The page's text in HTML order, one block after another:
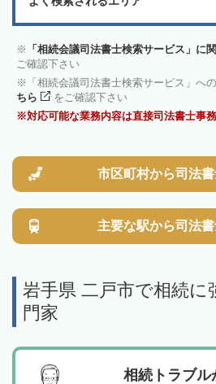
「相続会議司法書士検索サービス」に
ご確認下さい
「相続会議司法書士検索サービス」へ
ちら
をご確認下さい
対応可能な業務内容は直接司法書士事
市区町村から司法
主要な駅から司法
岩手県 二戸市で相続に
門家
相続トラブル